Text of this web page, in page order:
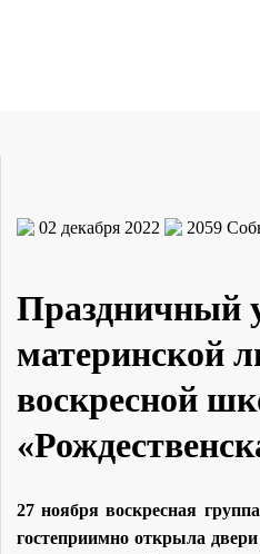
02 декабря 2022 2059
Праздничный
материнской
воскресной
27 ноября воскресная
гостеприимно открыла